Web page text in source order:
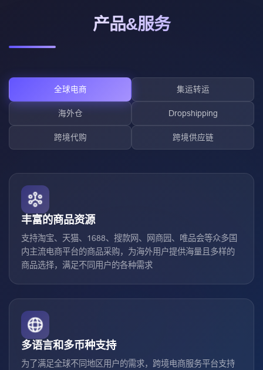
产品&服务
全球电商 集运转运
海外仓 Dropshipping
跨境代购 跨境供应链
丰富的商品资源
支持淘宝、天猫、1688、搜款网、网商园、唯品会等众多国
内主流电商平台的商品采购，为海外用户提供海量且多样的
商品选择，满足不同用户的各种需求
多语言和多币种支持
为了满足全球不同地区用户的需求，跨境电商服务平台支持